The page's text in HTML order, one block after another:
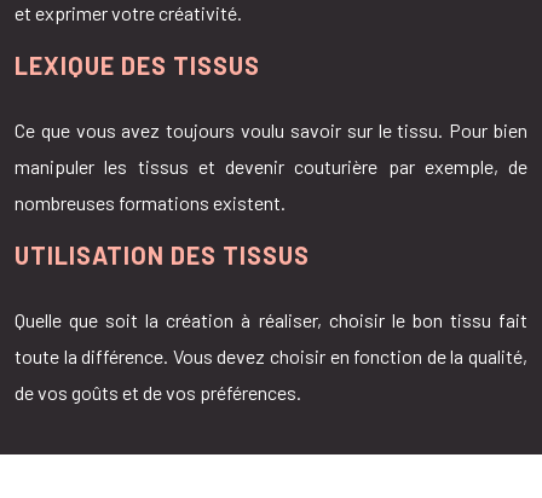
et exprimer votre créativité.
LEXIQUE DES TISSUS
Ce que vous avez toujours voulu savoir sur le tissu. Pour bien
manipuler les tissus et devenir couturière par exemple, de
nombreuses formations existent.
UTILISATION DES TISSUS
Quelle que soit la création à réaliser, choisir le bon tissu fait
toute la différence. Vous devez choisir en fonction de la qualité,
de vos goûts et de vos préférences.